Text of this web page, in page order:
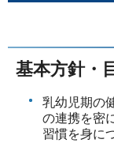
基本方針・
乳幼児期の
の連携を密
習慣を身に